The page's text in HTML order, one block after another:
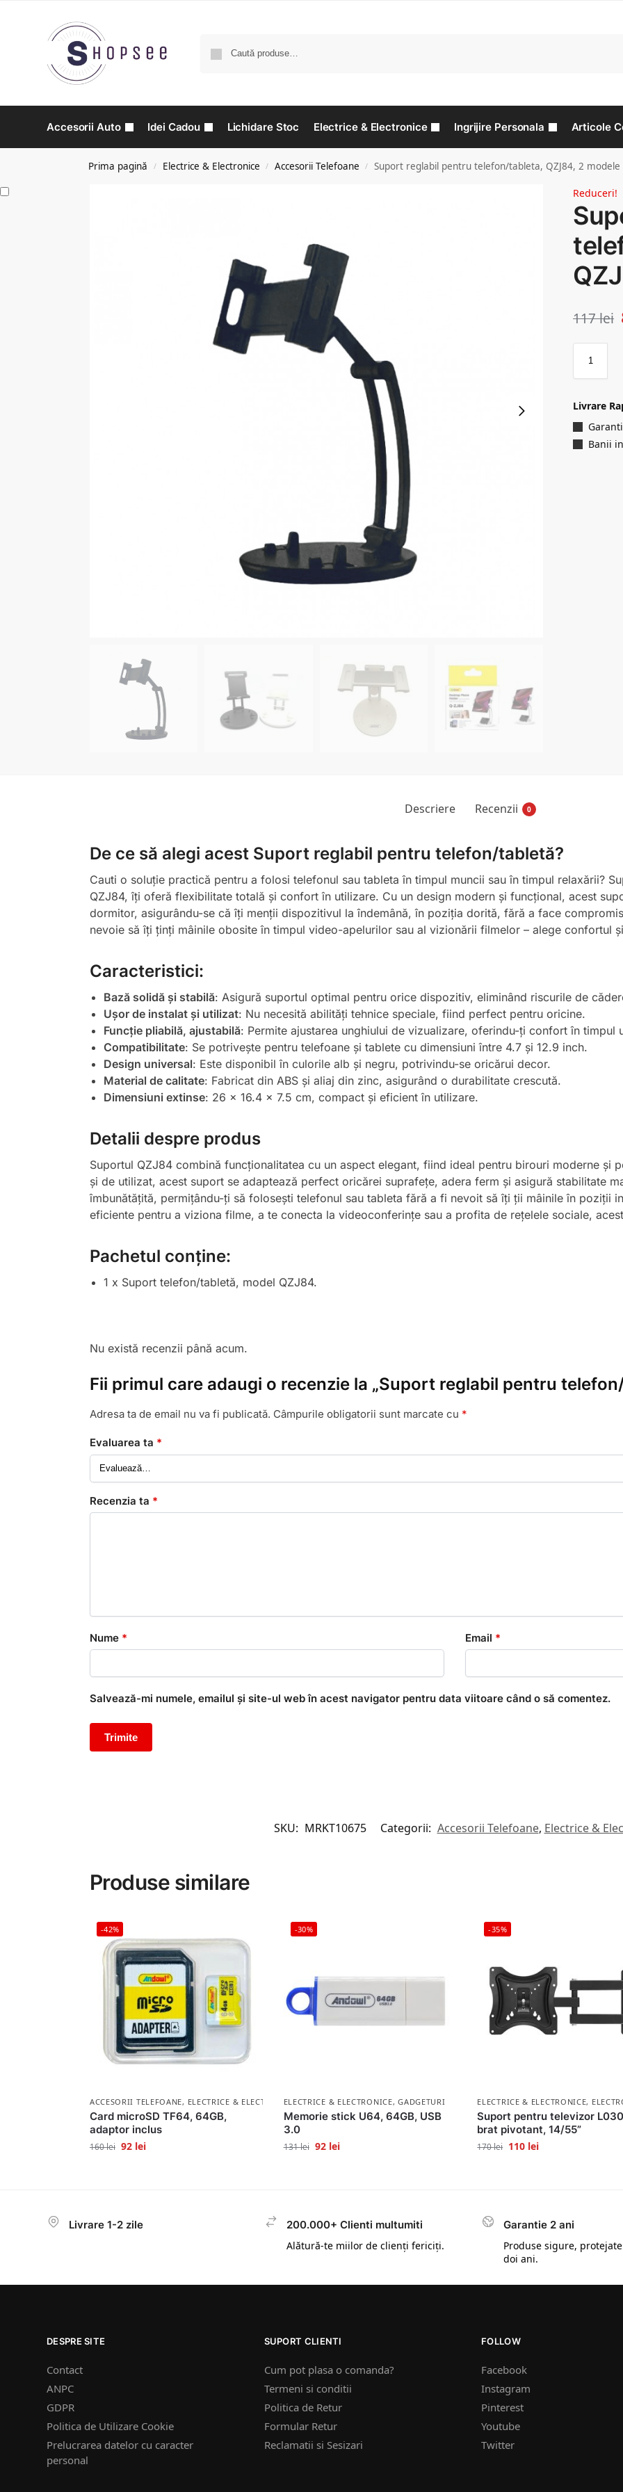
Accesorii Auto Idei Cadou Lichidare Stoc Electrice & Electronice Ingrijire Personala Articole
Prima pagină / Electrice & Electronice / Accesorii Telefoane / Suport reglabil pentru telefon/tableta, QZJ84, 2 modele
Reduceri!
117lei
Livrare
Banii
Descriere Recenzii 0
De ce să alegi acest Suport reglabil pentru telefon/tabletă?
Cauti o soluție practică pentru a folosi telefonul sau tableta în timpul muncii sau în timpul relaxării?
QZJ84, îți oferă flexibilitate totală și confort în utilizare. Cu un design modern și funcțional, acest
dormitor, asigurându-se că îți menții dispozitivul la îndemână, în poziția dorită, fără a face
nevoie să îți ținți mâinile obosite în timpul video-apelurilor sau al vizionării filmelor – alege confortul
Caracteristici:
Bază solidă și stabilă: Asigură suportul optimal pentru orice dispozitiv, eliminând riscurile de
Ușor de instalat și utilizat: Nu necesită abilități tehnice speciale, fiind perfect pentru oricine.
Funcție pliabilă, ajustabilă: Permite ajustarea unghiului de vizualizare, oferindu-ți confort în timpul
Compatibilitate: Se potrivește pentru telefoane și tablete cu dimensiuni între 4.7 și 12.9 inch.
Design universal: Este disponibil în culorile alb și negru, potrivindu-se oricărui decor.
Material de calitate: Fabricat din ABS și aliaj din zinc, asigurând o durabilitate crescută.
Dimensiuni extinse: 26 x 16.4 x 7.5 cm, compact și eficient în utilizare.
Detalii despre produs
Suportul QZJ84 combină funcționalitatea cu un aspect elegant, fiind ideal pentru birouri moderne și
și de utilizat, acest suport se adaptează perfect oricărei suprafețe, adera ferm și asigură stabilitate
îmbunătățită, permițându-ți să folosești telefonul sau tableta fără a fi nevoit să îți ții mâinile în poziții
eficiente pentru a viziona filme, a te conecta la videoconferințe sau a profita de rețelele sociale,
Pachetul conține:
1 x Suport telefon/tabletă, model QZJ84.
Nu există recenzii până acum.
Fii primul care adaugi o recenzie la „Suport reglabil pentru
Adresa ta de email nu va fi publicată. Câmpurile obligatorii sunt marcate cu *
Evaluarea ta *
Recenzia ta *
Nume * Email *
Salvează-mi numele, emailul și site-ul web în acest navigator pentru data viitoare când o să comentez.
SKU: MRKT10675 Categorii: Accesorii Telefoane, Electrice &
Produse similare
-42%
ACCESORII TELEFOANE, ELECTRICE & ELECTRONICE
Card microSD TF64, 64GB,
adaptor inclus
160lei 92 lei
-30%
ELECTRICE & ELECTRONICE,GADGETURI
Memorie stick U64, 64GB, USB
3.0
131lei 92 lei
-35%
ELECTRICE & ELECTRONICE,
Suport pentru televizor
brat pivotant, 14/55”
170lei 110 lei
Livrare 1-2 zile
200.000+ Clienti multumiti
Alătură-te miilor de clienți fericiți.
Garantie 2 ani
Produse sigure,
doi ani.
DESPRE SITE
Contact
ANPC
GDPR
Politica de Utilizare Cookie
Prelucrarea datelor cu caracter
personal
SUPORT CLIENTI
Cum pot plasa o comanda?
Termeni si conditii
Politica de Retur
Formular Retur
Reclamatii si Sesizari
FOLLOW
Facebook
Instagram
Pinterest
Youtube
Twitter